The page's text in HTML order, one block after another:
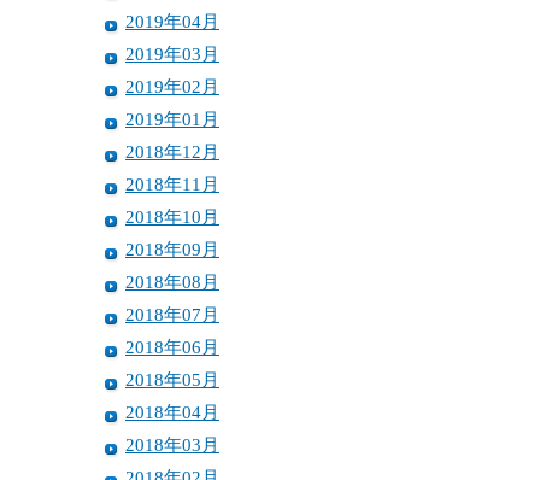
2019年04月
2019年03月
2019年02月
2019年01月
2018年12月
2018年11月
2018年10月
2018年09月
2018年08月
2018年07月
2018年06月
2018年05月
2018年04月
2018年03月